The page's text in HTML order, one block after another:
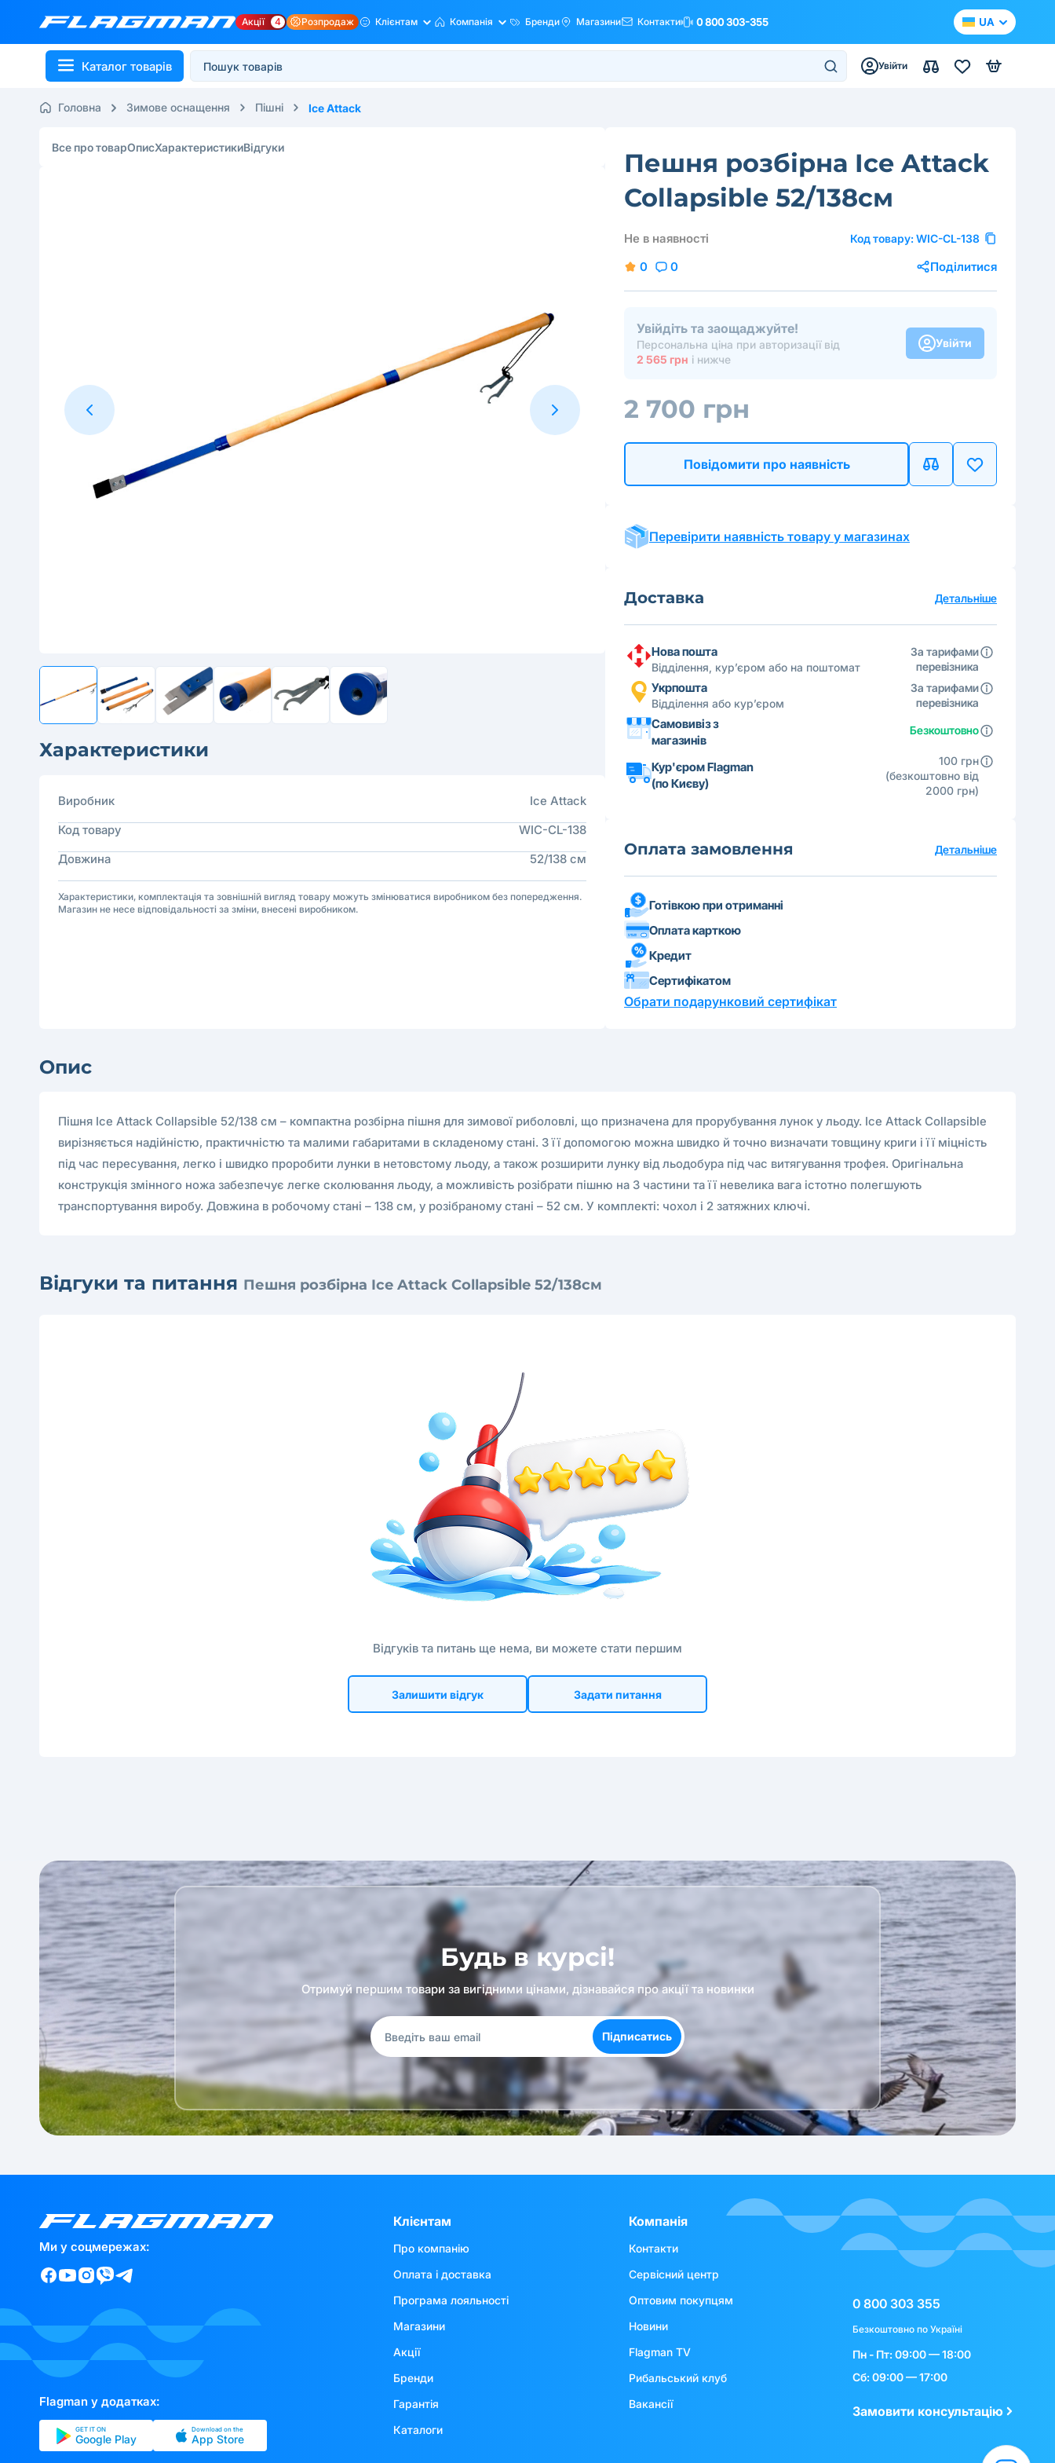
Акції 4 Розпродаж Клієнтам Компанія Бренди Магазини Контакти 0 800 303-355 UA
Каталог товарів Увійти
Головна Зимове оснащення Пішні Ice Attack
Все про товарОписХарактеристикиВідгуки
Характеристики
Виробник
Ice Attack
Код товару
WIC-CL-138
Довжина
52/138 см
Характеристики, комплектація та зовнішній вигляд товару можуть змінюватися виробником без попередження.
Магазин не несе відповідальності за зміни, внесені виробником.
Пешня розбірна Ice Attack
Collapsible 52/138см
Не в наявності Код товару: WIC-CL-138
0 0 Поділитися
Увійдіть та заощаджуйте!
Персональна ціна при авторизації від
2 565 грн і нижче
Увійти
2 700 грн
Повідомити про наявність
Перевірити наявність товару у магазинах
Доставка Детальніше
Нова пошта
Відділення, кур’єром або на поштомат
За тарифами
перевізника
Укрпошта
Відділення або кур’єром
За тарифами
перевізника
Самовивіз з
магазинів
Безкоштовно
Кур'єром Flagman
(по Києву)
100 грн
(безкоштовно від
2000 грн)
Оплата замовлення Детальніше
Готівкою при отриманні
Оплата карткою
Кредит
Сертифікатом
Обрати подарунковий сертифікат
Опис
Пішня Ice Attack Collapsible 52/138 см – компактна розбірна пішня для зимової риболовлі, що призначена для прорубування лунок у льоду. Ice Attack Collapsible
вирізняється надійністю, практичністю та малими габаритами в складеному стані. З її допомогою можна швидко й точно визначати товщину криги і її міцність
під час пересування, легко і швидко проробити лунки в нетовстому льоду, а також розширити лунку від льодобура під час витягування трофея. Оригінальна
конструкція змінного ножа забезпечує легке сколювання льоду, а можливість розібрати пішню на 3 частини та її невелика вага істотно полегшують
транспортування виробу. Довжина в робочому стані – 138 см, у розібраному стані – 52 см. У комплекті: чохол і 2 затяжних ключі.
Відгуки та питання Пешня розбірна Ice Attack Collapsible 52/138см
Відгуків та питань ще нема, ви можете стати першим
Залишити відгук Задати питання
Будь в курсі!
Отримуй першим товари за вигідними цінами, дізнавайся про акції та новинки
Підписатись
Ми у соцмережах:
Flagman у додатках:
GET IT ON
Google Play
Download on the
App Store
Клієнтам
Про компанію
Оплата і доставка
Програма лояльності
Магазини
Акції
Бренди
Гарантія
Каталоги
Компанія
Контакти
Сервісний центр
Оптовим покупцям
Новини
Flagman TV
Рибальський клуб
Вакансії
0 800 303 355
Безкоштовно по Україні
Пн - Пт: 09:00 — 18:00
Сб: 09:00 — 17:00
Замовити консультацію